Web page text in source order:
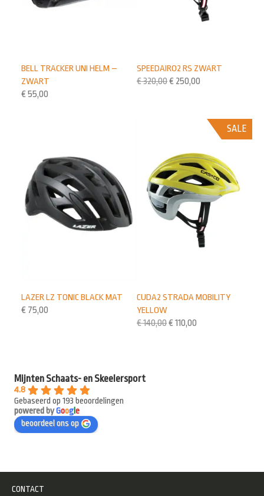
SPEEDAIRO2 RS ZWART
€320,00€ 250,00
BELL TRACKER UNI HELM –
ZWART
€ 55,00
SALE
CUDA2 STRADA MOBILITY
YELLOW
€140,00€ 110,00
LAZER LZ TONIC BLACK MAT
€ 75,00
Mijnten Schaats- en Skeelersport
4.8
Gebaseerd op 193 beoordelingen
powered byGooge
beoordeel ons op
CONTACT